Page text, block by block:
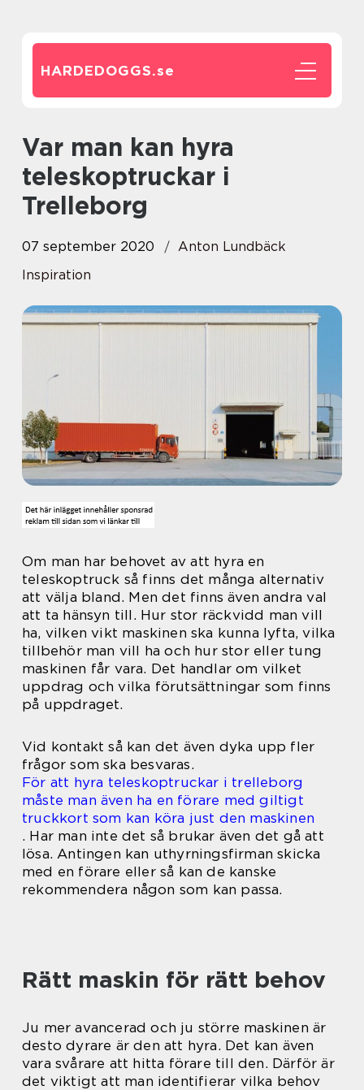
HARDEDOGGS.se
Var man kan hyra
teleskoptruckar i
Trelleborg
07 september 2020
Anton Lundbäck
Inspiration
Om man har behovet av att hyra en
teleskoptruck så finns det många alternativ
att välja bland. Men det finns även andra val
att ta hänsyn till. Hur stor räckvidd man vill
ha, vilken vikt maskinen ska kunna lyfta, vilka
tillbehör man vill ha och hur stor eller tung
maskinen får vara. Det handlar om vilket
uppdrag och vilka förutsättningar som finns
på uppdraget.
Vid kontakt så kan det även dyka upp fler
frågor som ska besvaras.
För att hyra teleskoptruckar i trelleborg
måste man även ha en förare med giltigt
truckkort som kan köra just den maskinen
. Har man inte det så brukar även det gå att
lösa. Antingen kan uthyrningsfirman skicka
med en förare eller så kan de kanske
rekommendera någon som kan passa.
Rätt maskin för rätt behov
Ju mer avancerad och ju större maskinen är
desto dyrare är den att hyra. Det kan även
vara svårare att hitta förare till den. Därför är
det viktigt att man identifierar vilka behov